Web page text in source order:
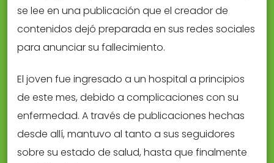
se lee en una publicación que el creador de
contenidos dejó preparada en sus redes sociales
para anunciar su fallecimiento.
El joven fue ingresado a un hospital a principios
de este mes, debido a complicaciones con su
enfermedad. A través de publicaciones hechas
desde allí, mantuvo al tanto a sus seguidores
sobre su estado de salud, hasta que finalmente